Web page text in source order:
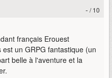
- / 10
français Erouest
un GRPG fantastique (un
belle à l'aventure et la